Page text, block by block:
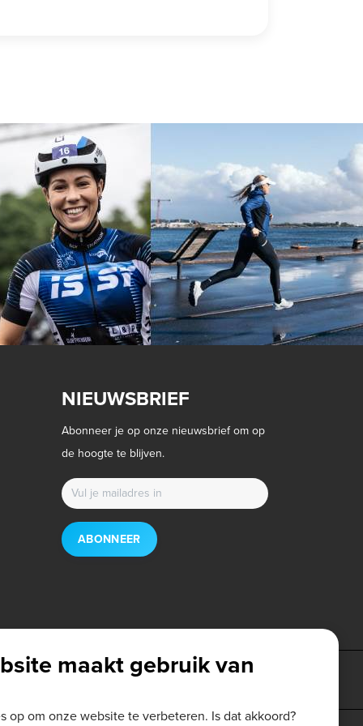
NIEUWSBRIEF
Abonneer je op onze nieuwsbrief om op
de hoogte te blijven.
ABONNEER
maakt gebruik van
op om onze website te verbeteren. Is dat akkoord?